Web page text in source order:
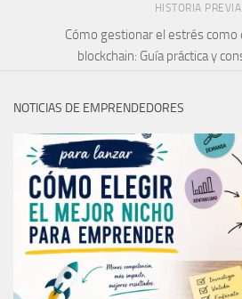
HISTORIA PREVIA
Cómo gestionar el estrés
blockchain: Guía práctica y
NOTICIAS DE EMPRENDEDORES